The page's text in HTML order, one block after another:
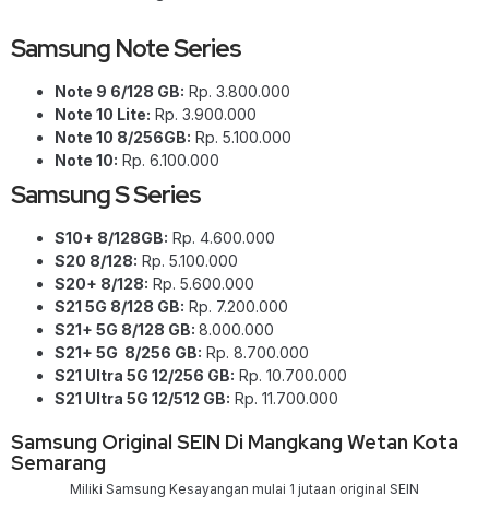
Samsung Note Series
Note 9 6/128 GB: Rp. 3.800.000
Note 10 Lite: Rp. 3.900.000
Note 10 8/256GB: Rp. 5.100.000
Note 10: Rp. 6.100.000
Samsung S Series
S10+ 8/128GB: Rp. 4.600.000
S20 8/128: Rp. 5.100.000
S20+ 8/128: Rp. 5.600.000
S21 5G 8/128 GB: Rp. 7.200.000
S21+ 5G 8/128 GB: 8.000.000
S21+ 5G 8/256 GB: Rp. 8.700.000
S21 Ultra 5G 12/256 GB: Rp. 10.700.000
S21 Ultra 5G 12/512 GB: Rp. 11.700.000
Samsung Original SEIN Di Mangkang Wetan Kota
Semarang
Miliki Samsung Kesayangan mulai 1 jutaan original SEIN